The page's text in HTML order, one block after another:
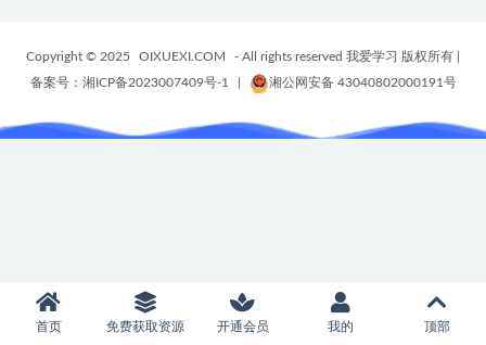
Copyright © 2025 OIXUEXI.COM - All rights reserved 我爱学习 版权所有
备案号：湘ICP备2023007409号-1
湘公网安备 43040802000191号
首页 免费获取资源 开通会员 我的 顶部